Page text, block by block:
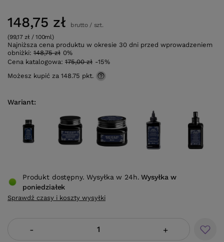
Wariant
148,75 zł brutto/ szt.
(99,17 zł / 100ml)
Najniższa cena produktu w okresie 30 dni przed wprowadzeniem
obniżki: 148,75 zł 0%
Cena katalogowa: 175,00 zł -15%
Możesz kupić za 148.75 pkt.
- +
Produkt dostępny. Wysyłka w 24h. Wysyłkaw
poniedziałek
Sprawdź czasy i koszty wysyłki